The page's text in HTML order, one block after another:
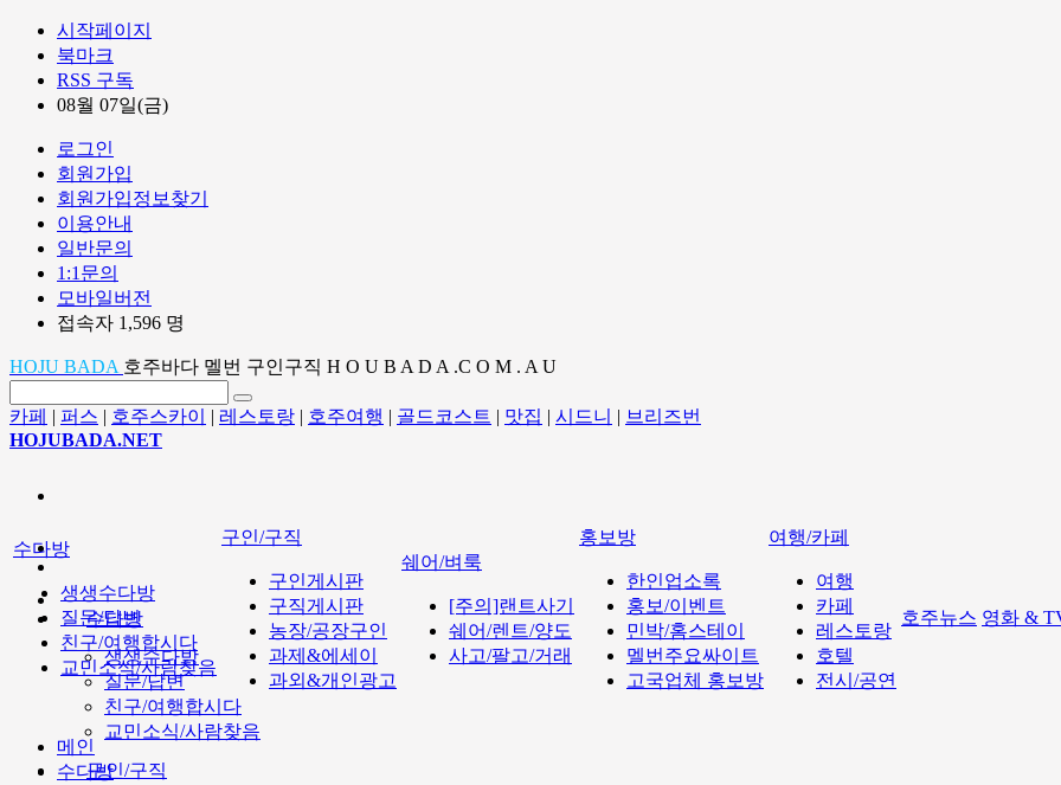
시작페이지
북마크
RSS 구독
08월 07일(금)
로그인
회원가입
회원가입정보찾기
이용안내
일반문의
1:1문의
모바일버전
접속자 1,596 명
HOJU BADA 호주바다 멜번 구인구직 H O U B A D A .C O M . A U
카페 | 퍼스 | 호주스카이 | 레스토랑 | 호주여행 | 골드코스트 | 맛집 | 시드니 | 브리즈번
HOJUBADA.NET
수다방
생생수다방
질문/답변
친구/여행합시다
교민소식/사람찾음
구인/구직
수다방
생생수다방
질문/답변
친구/여행합시다
교민소식/사람찾음
구인/구직
구인게시판
구직게시판
농장/공장구인
과제&에세이
과외&개인광고
쉐어/벼룩
[주의]랜트사기
쉐어/렌트/양도
사고/팔고/거래
홍보방
한인업소록
홍보/이벤트
민박/홈스테이
멜번주요싸이트
고국업체 홍보방
여행/카페
여행
카페
레스토랑
호텔
전시/공연
호주뉴스 영화 &
메인
수다방